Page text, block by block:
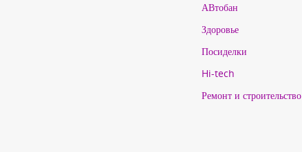
АВтобан
Здоровье
Посиделки
Hi-tech
Ремонт и строительство